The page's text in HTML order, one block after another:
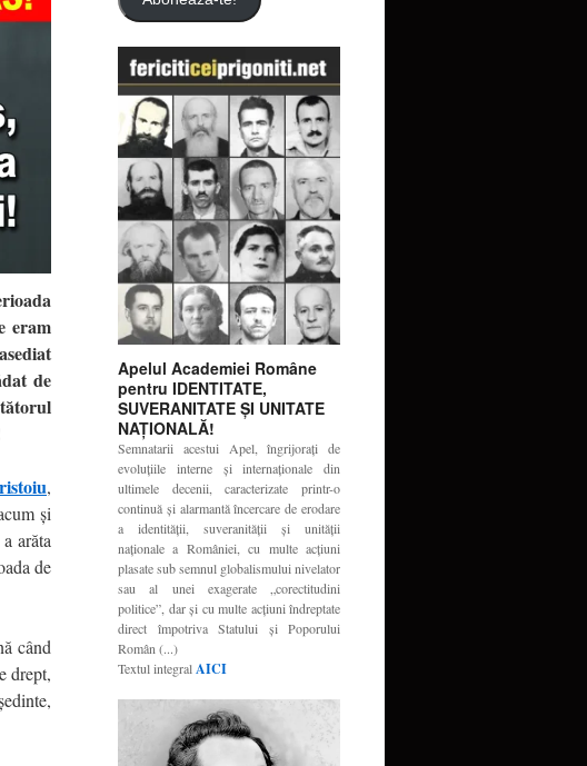
eram
de
,
și
arăta
de
când
drept,
Apelul Academiei Române
pentru IDENTITATE,
SUVERANITATE ŞI UNITATE
NAŢIONALĂ!
Semnatarii acestui Apel, îngrijoraţi de
evoluţiile interne şi internaţionale din
ultimele decenii, caracterizate printr-o
continuă şi alarmantă încercare de erodare
a identităţii, suveranităţii şi unităţii
naţionale a României, cu multe acţiuni
plasate sub semnul globalismului nivelator
sau al unei exagerate „corectitudini
politice”, dar şi cu multe acţiuni îndreptate
direct împotriva Statului şi Poporului
Român (...)
Textul integralAICI